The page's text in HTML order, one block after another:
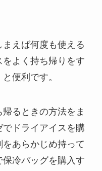
えば何度も使える
よく持ち帰りをす
便利です。
るときの方法をま
でドライアイスを購
あらかじめ持って
冷バッグを購入す